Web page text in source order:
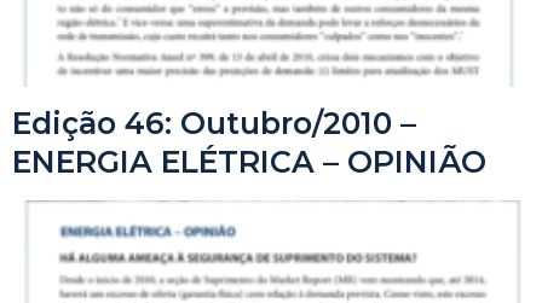
Edição 46: Outubro/2010 –
ENERGIA ELÉTRICA – OPINIÃO